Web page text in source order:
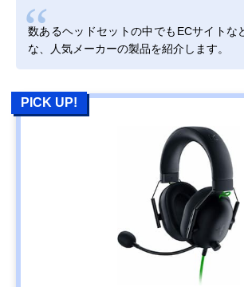
数あるヘッドセットの中でもECサイトな
な、人気メーカーの製品を紹介します。
PICK UP!